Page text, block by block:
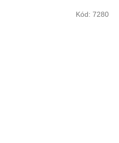
Kód: 7280